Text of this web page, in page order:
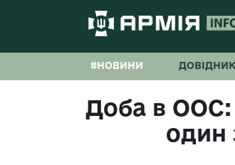
#НОВИНИ
Доба в
один